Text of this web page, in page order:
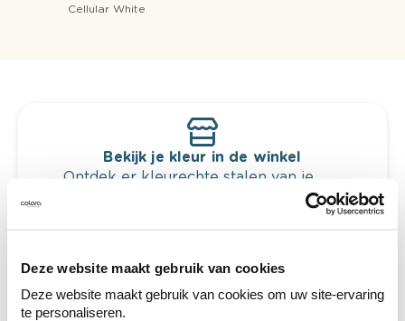
Deze website maakt gebruik van cookies
Deze website maakt gebruik van cookies om uw site-ervaring
te personaliseren.
Cellular White
Bekijk je kleur in de winkel
Ontdek er kleurechte stalen van je
Krijg persoonlijk advies om kleuren te
combineren.